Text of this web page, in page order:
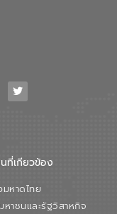
ารน้ำเสีย กล่าวถึงภารกิจ
รพัฒนาเมืองอย่างยั่งยืน
ทร์ อุดล กรรมการผู้อำนวย
ฐกิจและสิ่งแวดล้อมได้อย่าง
รั้งนี้ นับเป็นก้าวสำคัญของ
ำเสีย (อจน.) ในการร่วมวาง
ที่เกียวข้อง
มหาดไทย
หาชนและรัฐวิสาหกิจ